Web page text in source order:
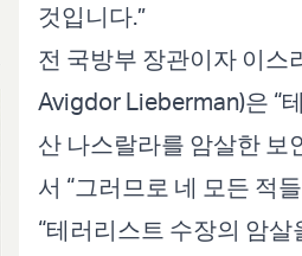
것입니다.”
전 국방부 장관이자 이스
Avigdor Lieberman)은 “
산 나스랄라를 암살한 보
서 “그러므로 네 모든 적
“테러리스트 수장의 암